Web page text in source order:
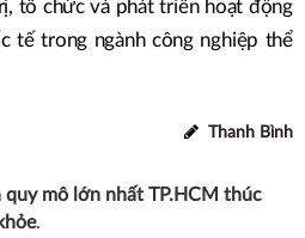
tổ chức và phát triển hoạt động
tế trong ngành công nghiệp thể
Thanh Bình
mô lớn nhất TP.HCM thúc
.